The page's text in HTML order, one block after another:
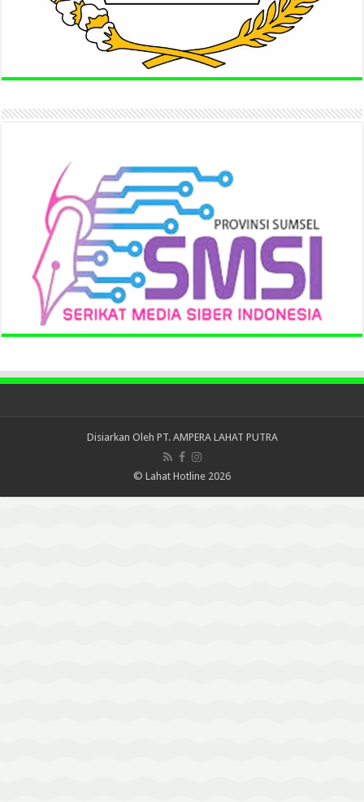
Disiarkan Oleh PT. AMPERA LAHAT PUTRA
© Lahat Hotline 2026